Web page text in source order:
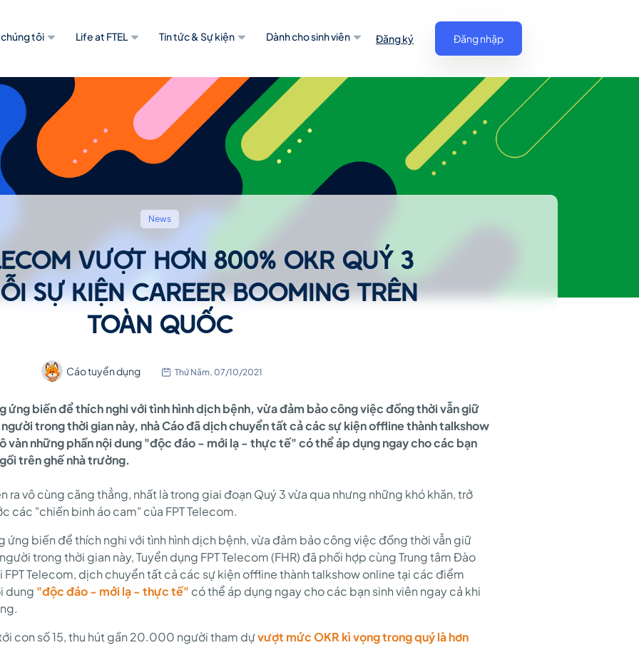
tôi Life at FTEL Tin tức & Sự kiện Dành cho sinh viên Đăng ký Đăng nhập
News
VƯỢT HƠN 800% OKR QUÝ 3
SỰ KIỆN CAREER BOOMING TRÊN
TOÀN QUỐC
Cáo tuyển dụng Thứ Năm, 07/10/2021
ứng biến để thích nghi với tình hình dịch bệnh, vừa đảm bảo công việc đồng thời vẫn giữ
trong thời gian này, nhà Cáo đã dịch chuyển tất cả các sự kiện offline thành talkshow
vàn những phần nội dung "độc đáo - mới lạ - thực tế" có thể áp dụng ngay cho các bạn
trên ghế nhà trường.
ra vô cùng căng thẳng, nhất là trong giai đoạn Quý 3 vừa qua nhưng những khó khăn, trở
các "chiến binh áo cam" của FPT Telecom.
ứng biến để thích nghi với tình hình dịch bệnh, vừa đảm bảo công việc đồng thời vẫn giữ
trong thời gian này, Tuyển dụng FPT Telecom (FHR) đã phối hợp cùng Trung tâm Đào
Telecom, dịch chuyển tất cả các sự kiện offline thành talkshow online tại các điểm
dung "độc đáo - mới lạ - thực tế" có thể áp dụng ngay cho các bạn sinh viên ngay cả khi
con số 15, thu hút gần 20.000 người tham dựvượt mức OKR kì vọng trong quý là hơn